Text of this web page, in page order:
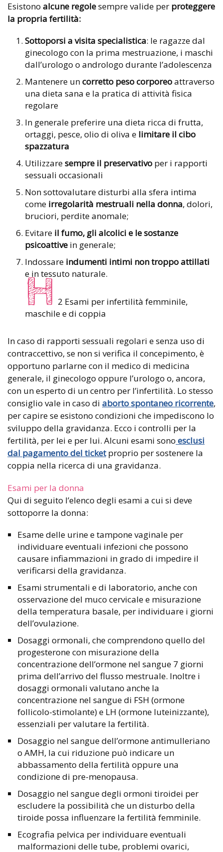
Esistono alcune regolesempre valide per proteggere
la propria fertilità:
Sottoporsi a visita specialistica: le ragazze dal
ginecologo con la prima mestruazione, i maschi
dall’urologo o andrologo durante l’adolescenza
Mantenere uncorretto peso corporeoattraverso
una dieta sana e la pratica di attività fisica
regolare
In generale preferire una dieta ricca di frutta,
ortaggi, pesce, olio di oliva e limitare il cibo
spazzatura
Utilizzaresempre il preservativo per i rapporti
sessuali occasionali
Non sottovalutare disturbi alla sfera intima
come irregolarità mestruali nella donna, dolori,
bruciori, perdite anomale;
Evitare il fumo, gli alcolici e le sostanze
psicoattive in generale;
Indossare indumenti intimi non troppo attillati
e in tessuto naturale.
H 2 Esami per infertilità femminile,
maschile e di coppia
In caso di rapporti sessuali regolari e senza uso di
contraccettivo, se non si verifica il concepimento, è
opportuno parlarne con il medico di medicina
generale, il ginecologo oppure l’urologo o, ancora,
con un esperto di un centro per l’infertilità. Lo stesso
consiglio vale in caso di aborto spontaneo ricorrente,
per capire se esistono condizioni che impediscono lo
sviluppo della gravidanza. Ecco i controlli per la
fertilità, per lei e per lui. Alcuni esami sono esclusi
dal pagamento del ticketproprio per sostenere la
coppia nella ricerca di una gravidanza.
Esami per la donna
Qui di seguito l’elenco degli esami a cui si deve
sottoporre la donna:
Esame delle urine e tampone vaginale per
individuare eventuali infezioni che possono
causare infiammazioni in grado di impedire il
verificarsi della gravidanza.
Esami strumentali e di laboratorio, anche con
osservazione del muco cervicale e misurazione
della temperatura basale, per individuare i giorni
dell’ovulazione.
Dosaggi ormonali, che comprendono quello del
progesterone con misurazione della
concentrazione dell’ormone nel sangue 7 giorni
prima dell’arrivo del flusso mestruale. Inoltre i
dosaggi ormonali valutano anche la
concentrazione nel sangue di FSH (ormone
follicolo-stimolante) e LH (ormone luteinizzante),
essenziali per valutare la fertilità.
Dosaggio nel sangue dell’ormone antimulleriano
o AMH, la cui riduzione può indicare un
abbassamento della fertilità oppure una
condizione di pre-menopausa.
Dosaggio nel sangue degli ormoni tiroidei per
escludere la possibilità che un disturbo della
tiroide possa influenzare la fertilità femminile.
Ecografia pelvica per individuare eventuali
malformazioni delle tube, problemi ovarici,